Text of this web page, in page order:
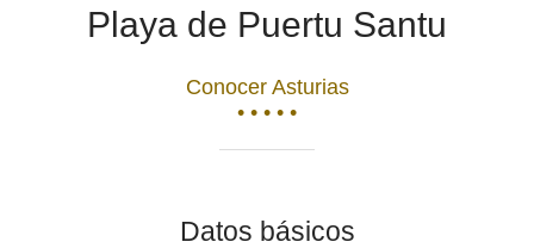
Playa de Puertu Santu
Conocer Asturias
• • • • •
Datos básicos